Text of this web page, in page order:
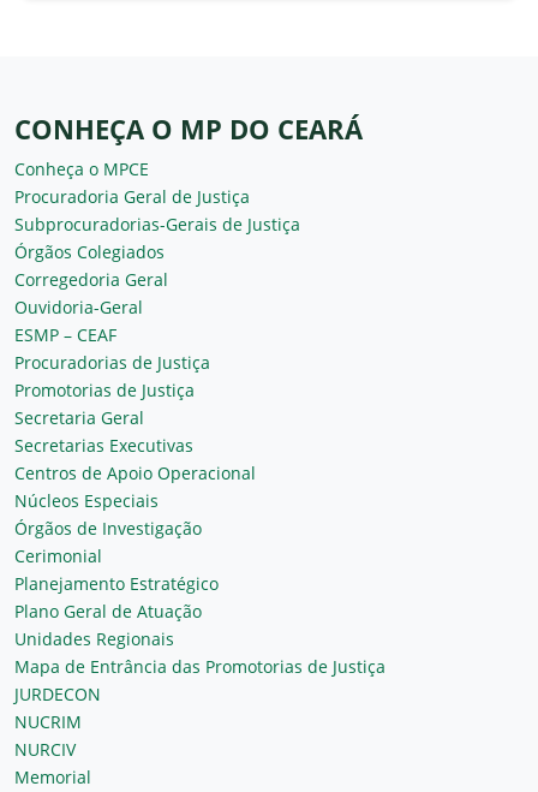
CONHEÇA O MP DO CEARÁ
Conheça o MPCE
Procuradoria Geral de Justiça
Subprocuradorias-Gerais de Justiça
Órgãos Colegiados
Corregedoria Geral
Ouvidoria-Geral
ESMP – CEAF
Procuradorias de Justiça
Promotorias de Justiça
Secretaria Geral
Secretarias Executivas
Centros de Apoio Operacional
Núcleos Especiais
Órgãos de Investigação
Cerimonial
Planejamento Estratégico
Plano Geral de Atuação
Unidades Regionais
Mapa de Entrância das Promotorias de Justiça
JURDECON
NUCRIM
NURCIV
Memorial